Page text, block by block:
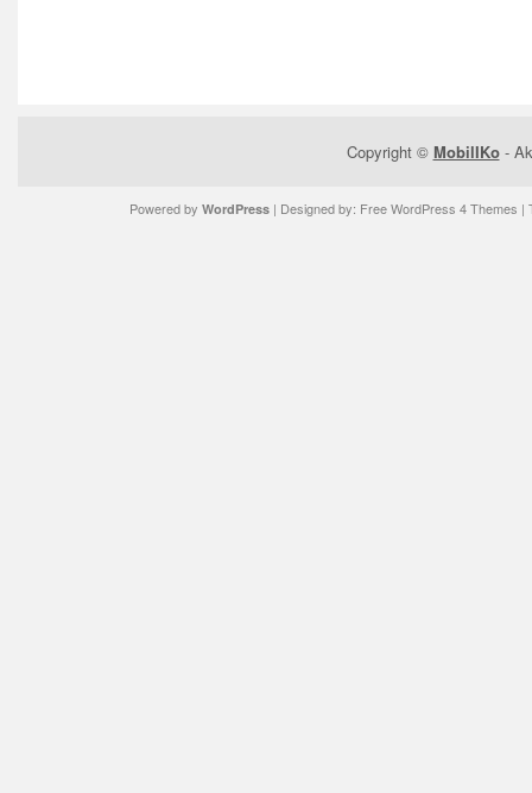
Copyright © MobilIKo-
Powered by WordPress| Designed by: Free WordPress 4 Themes |